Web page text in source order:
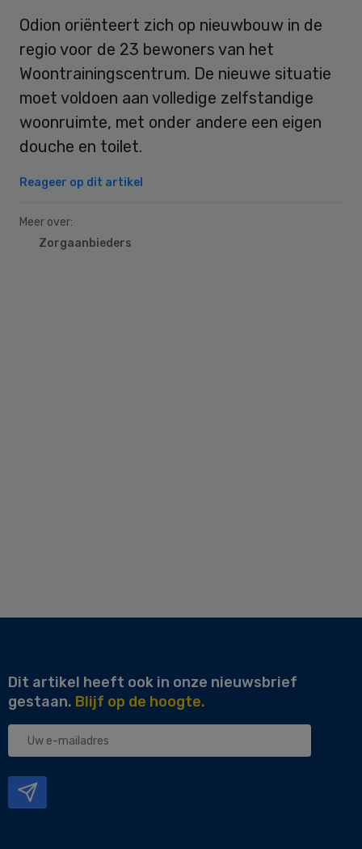
Odion oriënteert zich op nieuwbouw in de
regio voor de 23 bewoners van het
Woontrainingscentrum. De nieuwe situatie
moet voldoen aan volledige zelfstandige
woonruimte, met onder andere een eigen
douche en toilet.
Reageer op dit artikel
Meer over:
Zorgaanbieders
Dit artikel heeft ook in onze nieuwsbrief
gestaan. Blijf op de hoogte.
Uw